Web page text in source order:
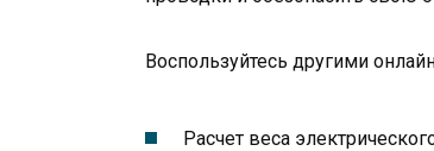
Воспользуйтесь другими
Расчет веса